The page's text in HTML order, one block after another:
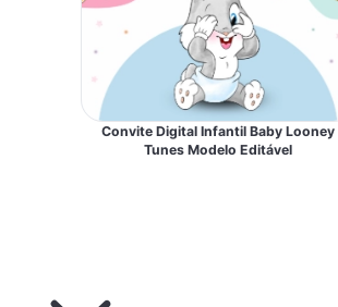
Convite Digital Infantil Baby Looney
Tunes Modelo Editável